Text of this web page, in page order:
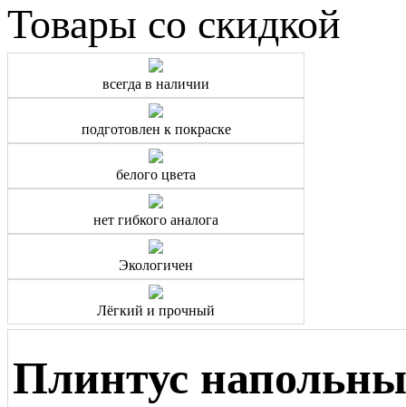
Товары со скидкой
всегда в наличии
подготовлен к покраске
белого цвета
нет гибкого аналога
Экологичен
Лёгкий и прочный
Плинтус